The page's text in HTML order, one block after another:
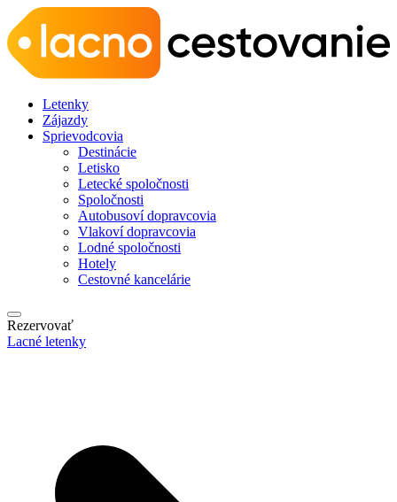
Letenky
Zájazdy
Sprievodcovia
Destinácie
Letisko
Letecké spoločnosti
Spoločnosti
Autobusoví dopravcovia
Vlakoví dopravcovia
Lodné spoločnosti
Hotely
Cestovné kancelárie
Rezervovať
Lacné letenky